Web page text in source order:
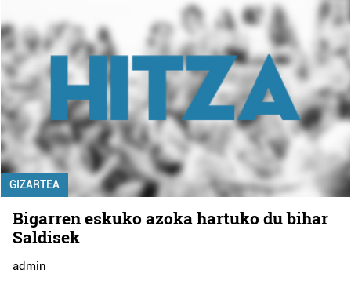
GIZARTEA
Bigarren eskuko azoka hartuko du bihar
Saldisek
admin